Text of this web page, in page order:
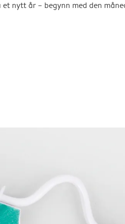
nytt år – begynn med den